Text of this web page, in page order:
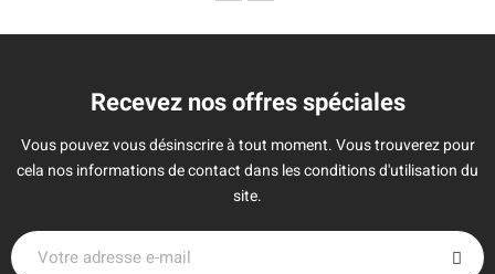
Recevez nos offres spéciales
Vous pouvez vous désinscrire à tout moment. Vous trouverez pour
cela nos informations de contact dans les conditions d'utilisation du
site.